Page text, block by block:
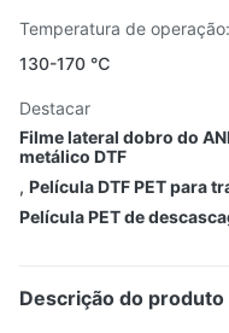
Temperatura de operação:
130-170 ℃
Destacar
Filme lateral dobro do
metálico DTF
, Película DTF PET para
Película PET de
Descrição do produto